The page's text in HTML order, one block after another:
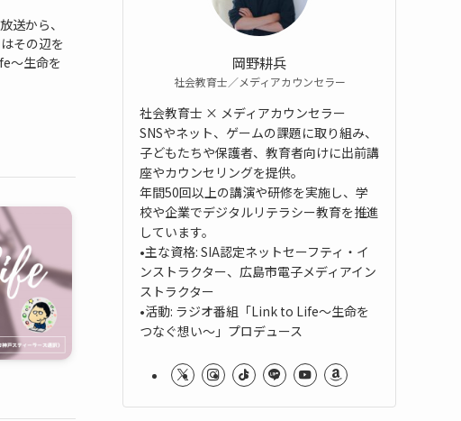
送から、
その辺を
～生命を
岡野耕兵
社会教育士／メディアカウンセラー
社会教育士 × メディアカウンセラー
SNSやネット、ゲームの課題に取り組み、
子どもたちや保護者、教育者向けに出前講
座やカウンセリングを提供。
年間50回以上の講演や研修を実施し、学
校や企業でデジタルリテラシー教育を推進
しています。
•主な資格: SIA認定ネットセーフティ・イ
ンストラクター、広島市電子メディアイン
ストラクター
•活動: ラジオ番組「Link to Life～生命を
つなぐ想い～」プロデュース